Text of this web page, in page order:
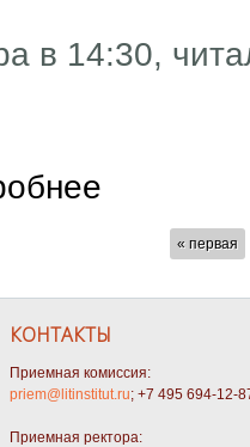
в 14:30,
« первая
КОНТАКТЫ
Приемная комиссия:
priem@litinstitut.ru; +7 495 694-12-
Приемная ректора: